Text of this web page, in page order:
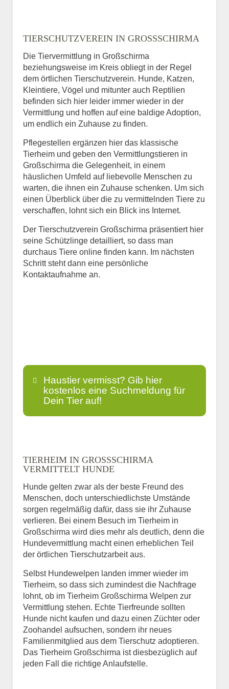
TIERSCHUTZVEREIN IN GROSSSCHIRMA
Die Tiervermittlung in Großschirma
beziehungsweise im Kreis obliegt in der Regel
dem örtlichen Tierschutzverein. Hunde, Katzen,
Kleintiere, Vögel und mitunter auch Reptilien
befinden sich hier leider immer wieder in der
Vermittlung und hoffen auf eine baldige Adoption,
um endlich ein Zuhause zu finden.
Pflegestellen ergänzen hier das klassische
Tierheim und geben den Vermittlungstieren in
Großschirma die Gelegenheit, in einem
häuslichen Umfeld auf liebevolle Menschen zu
warten, die ihnen ein Zuhause schenken. Um sich
einen Überblick über die zu vermittelnden Tiere zu
verschaffen, lohnt sich ein Blick ins Internet.
Der Tierschutzverein Großschirma präsentiert hier
seine Schützlinge detailliert, so dass man
durchaus Tiere online finden kann. Im nächsten
Schritt steht dann eine persönliche
Kontaktaufnahme an.
Haustier vermisst? Gib hier
kostenlos eine Suchmeldung für
Dein Tier auf!
E-Mail*
Informationen über das
Tier.
Art des Tiers*
TIERHEIM IN GROSSSCHIRMA V
ERMITTELT HUNDE
Hunde gelten zwar als der beste Freund des
Menschen, doch unterschiedlichste Umstände
sorgen regelmäßig dafür, dass sie ihr Zuhause
verlieren. Bei einem Besuch im Tierheim in
Großschirma wird dies mehr als deutlich, denn die
Hundevermittlung macht einen erheblichen Teil
der örtlichen Tierschutzarbeit aus.
Selbst Hundewelpen landen immer wieder im
Tierheim, so dass sich zumindest die Nachfrage
lohnt, ob im Tierheim Großschirma Welpen zur
Vermittlung stehen. Echte Tierfreunde sollten
Hunde nicht kaufen und dazu einen Züchter oder
Zoohandel aufsuchen, sondern ihr neues
Familienmitglied aus dem Tierschutz adoptieren.
Das Tierheim Großschirma ist diesbezüglich auf
jeden Fall die richtige Anlaufstelle.